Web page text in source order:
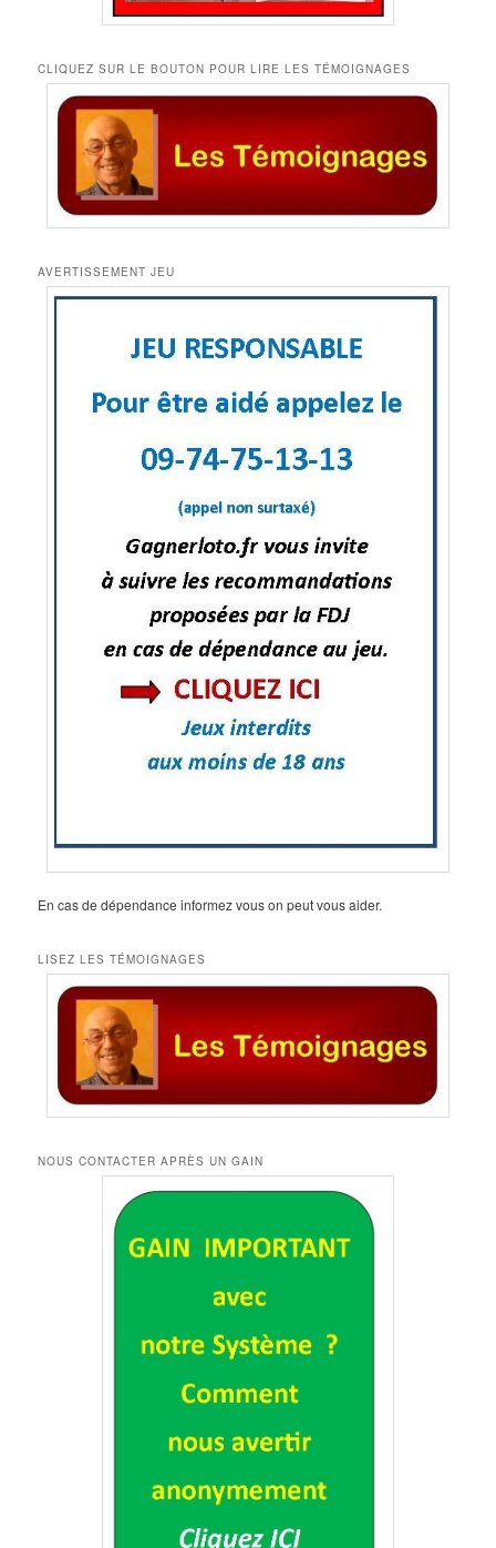
CLIQUEZ SUR LE BOUTON POUR LIRE LES TÉMOIGNAGES
AVERTISSEMENT JEU
En cas de dépendance informez vous on peut vous aider.
LISEZ LES TÉMOIGNAGES
NOUS CONTACTER APRÈS UN GAIN